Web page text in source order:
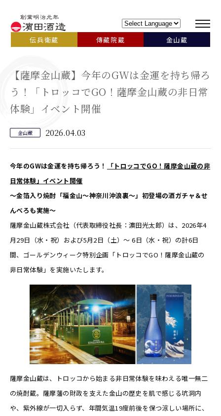
伝兵衛蔵 傳藏院蔵 金山蔵
【薩摩金山蔵】今年のGWは金運を持ち帰ろ
う！「トロッコでGO！薩摩金山蔵の非日常
体験」イベント開催
金山蔵 2026.04.03
今年のGWは金運を持ち帰ろう！
「トロッコでGO！薩摩金山蔵の非
日常体験」イベント開催
～金箔入り焼酎「福金山～神奈川沖浪裏～」初登場の酒ガチャ＆せ
んべろも実施～
薩摩金山蔵株式会社（代表取締役社長：濵田光太郎）は、2026年4
月29日（水・祝）および5月2日（土）～ 6日（水・祝）の計6日
間、ゴールデンウィーク特別企画「トロッコでGO！薩摩金山蔵の
非日常体験」を実施いたします。
薩摩金山蔵は、トロッコから始まる非日常体験を味わえる唯一無二
の焼酎蔵。薩摩藩の財政を支えた金山の歴史を肌で感じる坑洞内
や、紫外線が一切入らず、年間気温19度前後を保つ涼しい場所に、